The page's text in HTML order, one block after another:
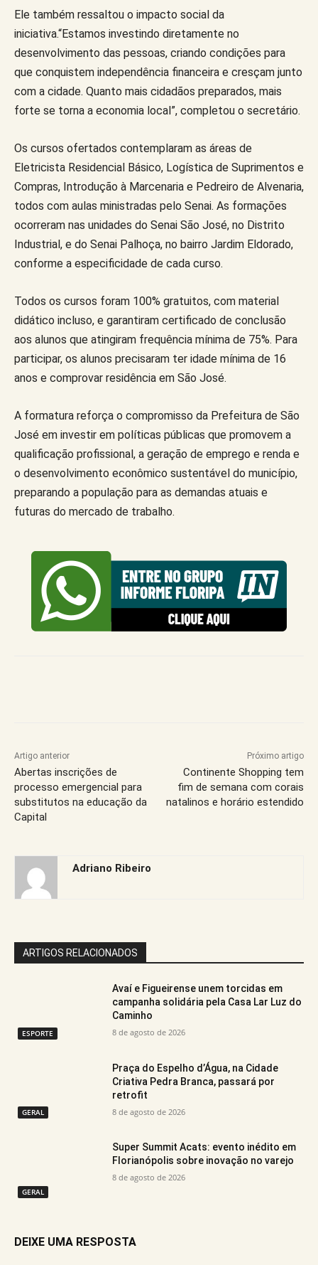
Ele também ressaltou o impacto social da
iniciativa.“Estamos investindo diretamente no
desenvolvimento das pessoas, criando condições para
que conquistem independência financeira e cresçam junto
com a cidade. Quanto mais cidadãos preparados, mais
forte se torna a economia local”, completou o secretário.
Os cursos ofertados contemplaram as áreas de
Eletricista Residencial Básico, Logística de Suprimentos e
Compras, Introdução à Marcenaria e Pedreiro de Alvenaria,
todos com aulas ministradas pelo Senai. As formações
ocorreram nas unidades do Senai São José, no Distrito
Industrial, e do Senai Palhoça, no bairro Jardim Eldorado,
conforme a especificidade de cada curso.
Todos os cursos foram 100% gratuitos, com material
didático incluso, e garantiram certificado de conclusão
aos alunos que atingiram frequência mínima de 75%. Para
participar, os alunos precisaram ter idade mínima de 16
anos e comprovar residência em São José.
A formatura reforça o compromisso da Prefeitura de São
José em investir em políticas públicas que promovem a
qualificação profissional, a geração de emprego e renda e
o desenvolvimento econômico sustentável do município,
preparando a população para as demandas atuais e
futuras do mercado de trabalho.
Artigo anterior
Abertas inscrições de
processo emergencial para
substitutos na educação da
Capital
Próximo artigo
Continente Shopping tem
fim de semana com corais
natalinos e horário estendido
Adriano Ribeiro
ARTIGOS RELACIONADOS
ESPORTE
Avaí e Figueirense unem torcidas em
campanha solidária pela Casa Lar Luz do
Caminho
8 de agosto de 2026
GERAL
Praça do Espelho d’Água, na Cidade
Criativa Pedra Branca, passará por
retrofit
8 de agosto de 2026
GERAL
Super Summit Acats: evento inédito em
Florianópolis sobre inovação no varejo
8 de agosto de 2026
DEIXE UMA RESPOSTA